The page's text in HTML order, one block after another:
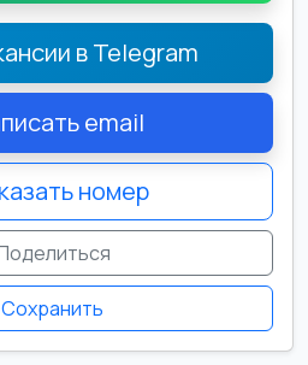
в Telegram
email
номер
Сохранить